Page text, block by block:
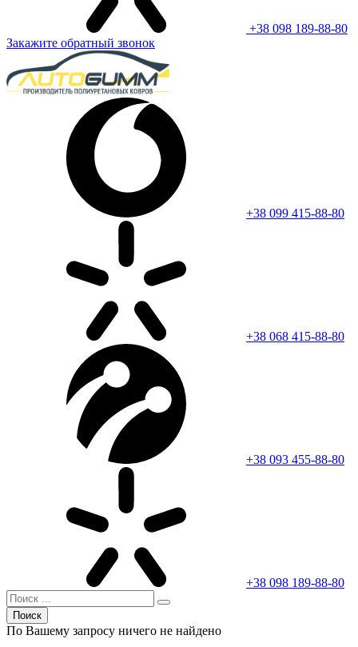
+38 098 189-88-80
Закажите обратный звонок
+38 099 415-88-80
+38 068 415-88-80
+38 093 455-88-80
+38 098 189-88-80
Поиск
По Вашему запросу ничего не найдено